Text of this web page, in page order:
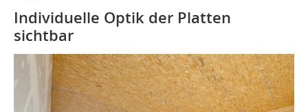
Individuelle Optik der Platten
sichtbar